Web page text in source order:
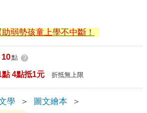
弱勢孩童上學不中斷！
10點 ?
4點抵1元 折抵無上限
學 ＞ 圖文繪本
＞